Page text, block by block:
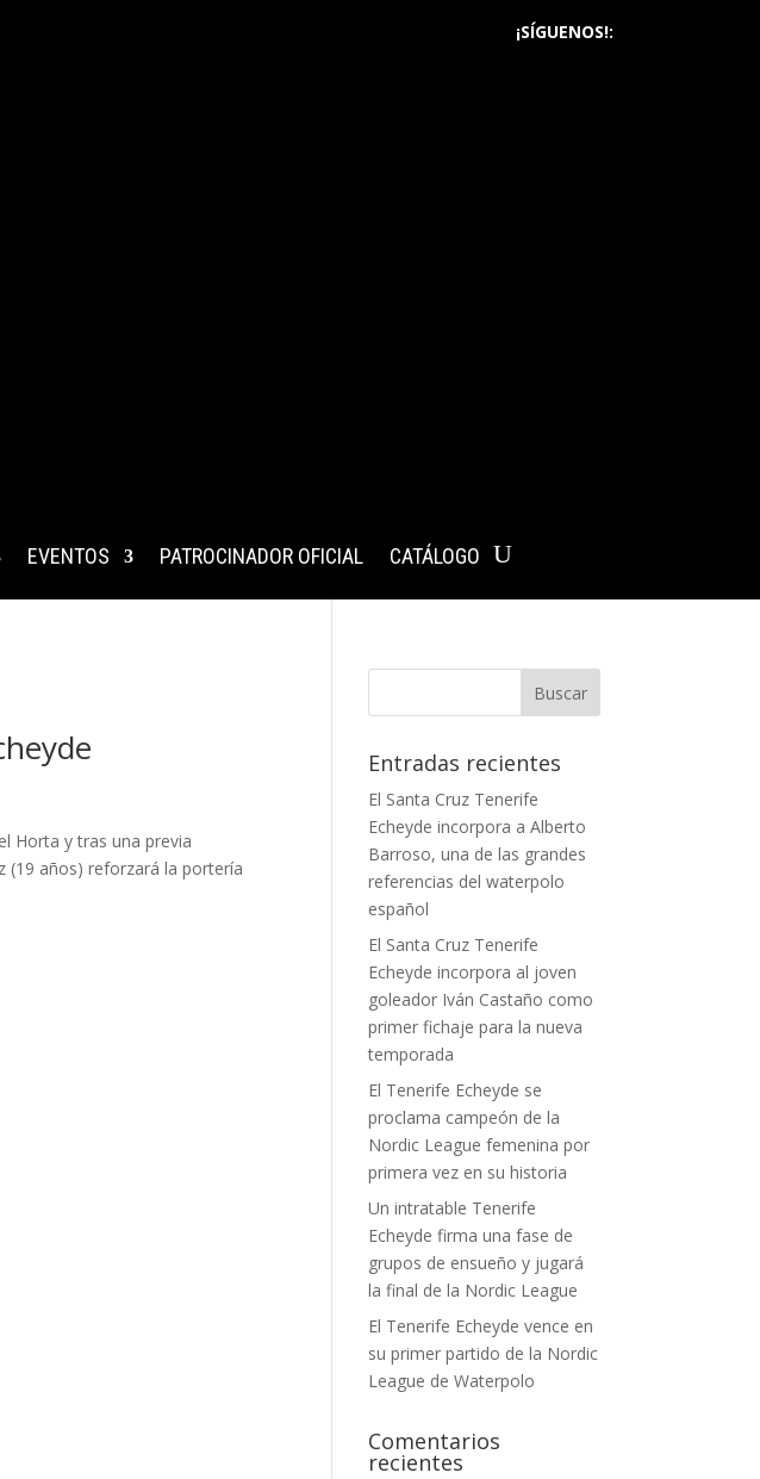
¡SÍGUENOS!:
EVENTOS PATROCINADOR OFICIAL CATÁLOGO
Horta y tras una previa
(19 años) reforzará la portería
Entradas recientes
El Santa Cruz Tenerife
Echeyde incorpora a Alberto
Barroso, una de las grandes
referencias del waterpolo
español
El Santa Cruz Tenerife
Echeyde incorpora al joven
goleador Iván Castaño como
primer fichaje para la nueva
temporada
El Tenerife Echeyde se
proclama campeón de la
Nordic League femenina por
primera vez en su historia
Un intratable Tenerife
Echeyde firma una fase de
grupos de ensueño y jugará
la final de la Nordic League
El Tenerife Echeyde vence en
su primer partido de la Nordic
League de Waterpolo
Comentarios
recientes